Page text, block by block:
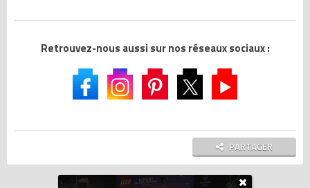
Retrouvez-nous aussi sur nos réseaux sociaux :
PARTAGER